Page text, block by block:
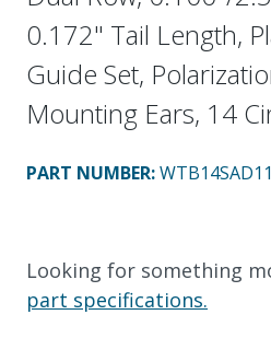
0.172" Tail Length,
Guide Set,
Mounting Ears, 14
PART NUMBER:
Looking for something
part specifications.